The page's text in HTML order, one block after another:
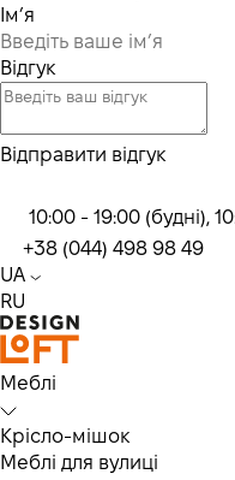
Ім’я
Відгук
Відправити відгук
10:00 - 19:00 (будні),
+38 (044) 498 98 49
UA
RU
Меблі
Крісло-мішок
Меблі для вулиці